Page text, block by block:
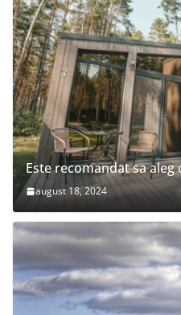
Este recomandat sa aleg
august 18, 2024